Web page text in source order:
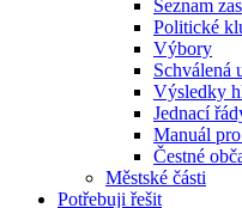
Seznam
Politické
Výbory
Schválená
Výsledky
Jednací
Manuál
Čestné
Městské části
Potřebuji řešit